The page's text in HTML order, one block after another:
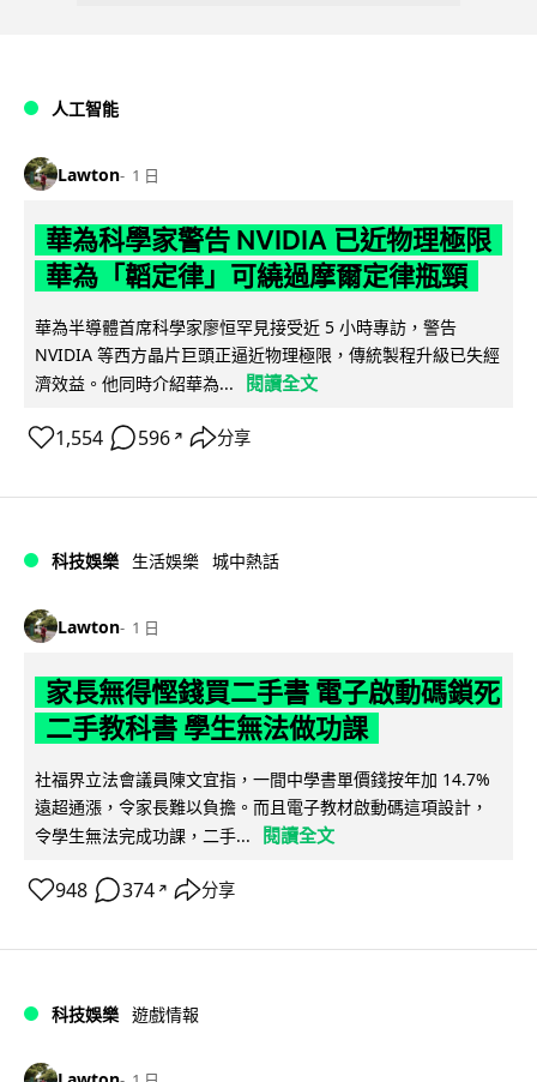
人工智能
Lawton 1 日
華為科學家警告 NVIDIA 已近物理極限
華為「韜定律」可繞過摩爾定律瓶頸
華為半導體首席科學家廖恒罕見接受近 5 小時專訪，警告
NVIDIA 等西方晶片巨頭正逼近物理極限，傳統製程升級已失經
濟效益。他同時介紹華為...
閱讀全文
1,554 596 ↗ 分享
科技娛樂 生活娛樂 城中熱話
Lawton 1 日
家長無得慳錢買二手書 電子啟動碼鎖死
二手教科書 學生無法做功課
社福界立法會議員陳文宜指，一間中學書單價錢按年加 14.7%
遠超通漲，令家長難以負擔。而且電子教材啟動碼這項設計，
令學生無法完成功課，二手...
閱讀全文
948 374 ↗ 分享
科技娛樂 遊戲情報